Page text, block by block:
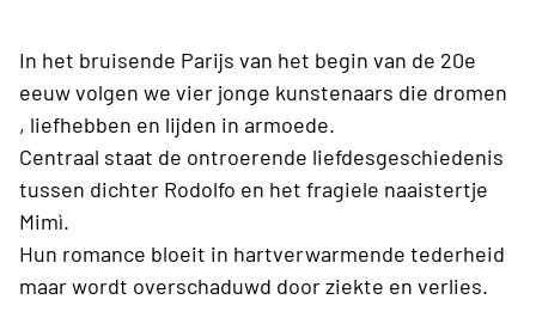
In het bruisende Parijs van het begin van de 20e
eeuw volgen we vier jonge kunstenaars die dromen
, liefhebben en lijden in armoede.
Centraal staat de ontroerende liefdesgeschiedenis
tussen dichter Rodolfo en het fragiele naaistertje
Mimì.
Hun romance bloeit in hartverwarmende tederheid
maar wordt overschaduwd door ziekte en verlies.